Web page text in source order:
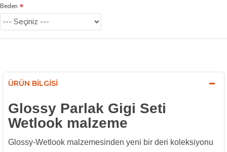
Beden
ÜRÜN BILGISI
Glossy Parlak Gigi Seti
Wetlook malzeme
Glossy-Wetlook malzemesinden yeni bir deri koleksiyonu